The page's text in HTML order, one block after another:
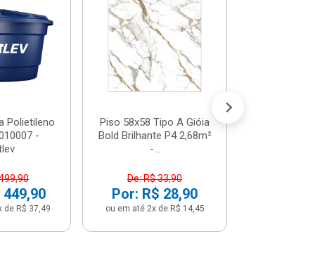
Polietileno
-
de R$ 37,49
Piso 58x58 Tipo A Gióia
Bold Brilhante P4 2,68m²
-...
De: R$ 33,90
Por: R$ 28,90
ou em até 2x de R$ 14,45